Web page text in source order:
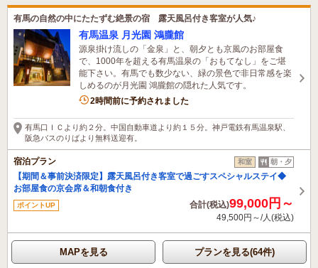
有馬の自然の中にたたずむ絶景の宿 露天風呂付き客室が人気♪
有馬温泉 月光園 鴻朧館
源泉掛け流しの「金泉」と、朝夕とも京風のお部屋食
で、1000年を超える有馬温泉の「おもてなし」をご堪
能下さい。有馬でも数少ない、緑の景色で非日常感を楽
しめるのが月光園 鴻朧館の隠れた人気です。
2名がこの宿を見ています
2時間前に予約されました
有馬口ＩＣより約２分。中国自動車道より約１５分。神戸電鉄有馬温泉駅、
阪急バスのりばより無料送迎有。
宿泊プラン 和室 朝・夕
【期間＆事前決済限定】露天風呂付き客室で過ごすスペシャルステイ◆
お部屋食の京会席＆和朝食付き
ポイントUP 合計(税込)99,000円～
49,500円～/人(税込)
MAPを見る プランを見る(64件)